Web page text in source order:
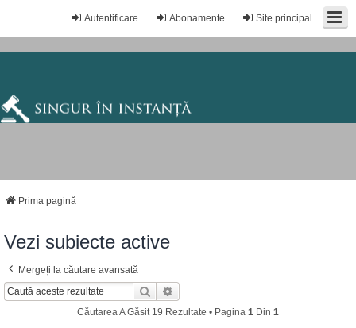
Site principal
Abonamente
Autentificare
Prima pagină
Vezi subiecte active
Mergeți la căutare avansată
Căutare
Căutarea A Găsit 19 Rezultate • Pagina 1 Din 1